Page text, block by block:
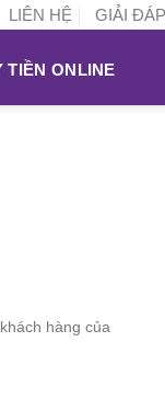
LIÊN HỆ GIẢI ĐÁP
TIỀN ONLINE
hàng của